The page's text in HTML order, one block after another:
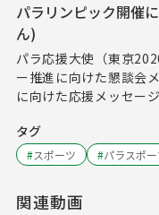
パラリンピック開催
ん)
パラ応援大使（東京
ー推進に向けた懇談会
に向けた応援メッセー
タグ
#スポーツ #パラスポー
関連動画